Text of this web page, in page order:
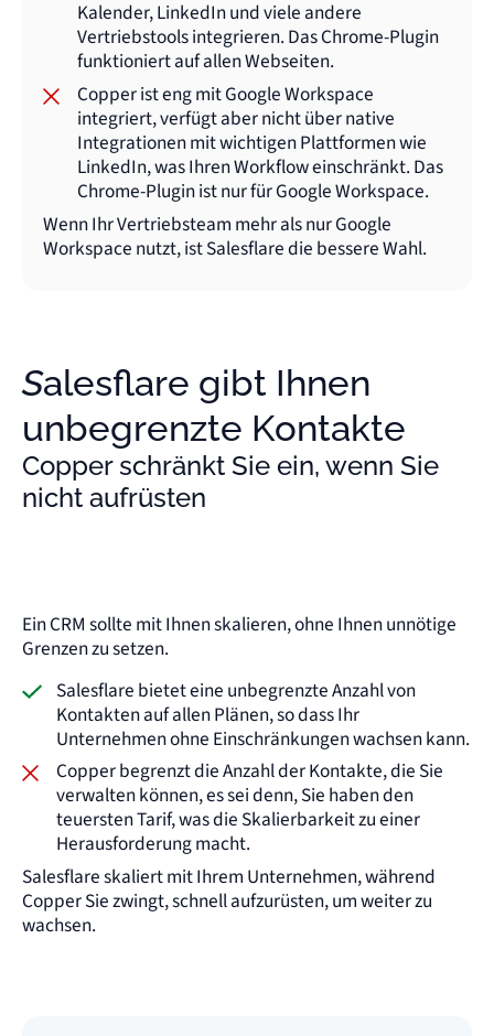
Kalender, LinkedIn und viele andere
Vertriebstools integrieren. Das Chrome-Plugin
funktioniert auf allen Webseiten.
Copper ist eng mit Google Workspace
integriert, verfügt aber nicht über native
Integrationen mit wichtigen Plattformen wie
LinkedIn, was Ihren Workflow einschränkt. Das
Chrome-Plugin ist nur für Google Workspace.
Wenn Ihr Vertriebsteam mehr als nur Google
Workspace nutzt, ist Salesflare die bessere Wahl.
Salesflare gibt Ihnen
unbegrenzte Kontakte
Copper schränkt Sie ein, wenn Sie
nicht aufrüsten
Ein CRM sollte mit Ihnen skalieren, ohne Ihnen unnötige
Grenzen zu setzen.
Salesflare bietet eine unbegrenzte Anzahl von
Kontakten auf allen Plänen, so dass Ihr
Unternehmen ohne Einschränkungen wachsen kann.
Copper begrenzt die Anzahl der Kontakte, die Sie
verwalten können, es sei denn, Sie haben den
teuersten Tarif, was die Skalierbarkeit zu einer
Herausforderung macht.
Salesflare skaliert mit Ihrem Unternehmen, während
Copper Sie zwingt, schnell aufzurüsten, um weiter zu
wachsen.